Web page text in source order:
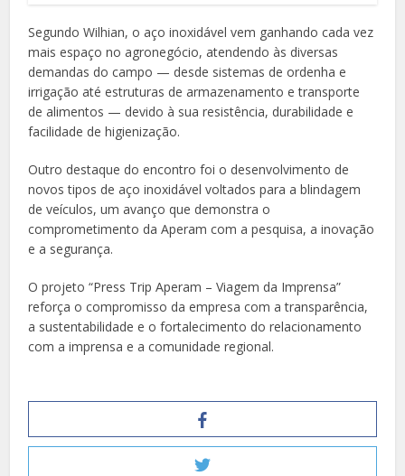
Segundo Wilhian, o aço inoxidável vem ganhando cada vez
mais espaço no agronegócio, atendendo às diversas
demandas do campo — desde sistemas de ordenha e
irrigação até estruturas de armazenamento e transporte
de alimentos — devido à sua resistência, durabilidade e
facilidade de higienização.
Outro destaque do encontro foi o desenvolvimento de
novos tipos de aço inoxidável voltados para a blindagem
de veículos, um avanço que demonstra o
comprometimento da Aperam com a pesquisa, a inovação
e a segurança.
O projeto “Press Trip Aperam – Viagem da Imprensa”
reforça o compromisso da empresa com a transparência,
a sustentabilidade e o fortalecimento do relacionamento
com a imprensa e a comunidade regional.